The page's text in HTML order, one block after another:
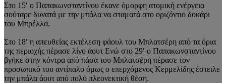
Στο 15′ ο Παπακωνσταντίνου έκανε όμορφη ατομική ενέργεια
σούταρε δυνατά με την μπάλα να σταματά στο οριζόντιο δοκάρι
του Μπρέλλα.
Στο 18′ η απευθείας εκτέλεση φάουλ του Μπλατσέρη από τα όρια
της περιοχής πέρασε λίγο άουτ Ενώ στο 29′ ο Παπακωνσταντίνου
βγήκε στην κόντρα από πάσα του Μπλατσέρη πέρασε τον
προσωπικό του αντίπαλο όμως ο επερχόμενος Κερμελίδης έστειλε
την μπάλα άουτ από πολύ πλεονεκτική θέση.